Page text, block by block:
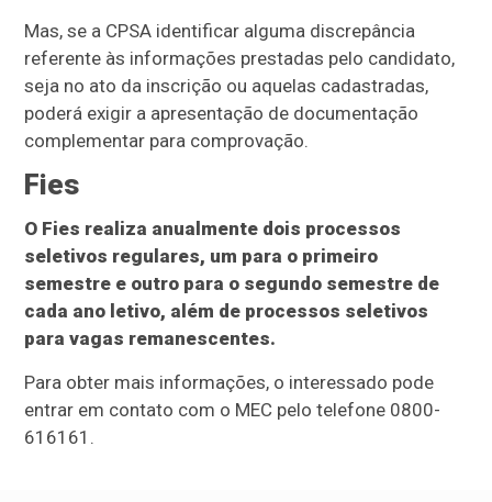
Mas, se a CPSA identificar alguma discrepância
referente às informações prestadas pelo candidato,
seja no ato da inscrição ou aquelas cadastradas,
poderá exigir a apresentação de documentação
complementar para comprovação.
Fies
O Fies realiza anualmente dois processos
seletivos regulares, um para o primeiro
semestre e outro para o segundo semestre de
cada ano letivo, além de processos seletivos
para vagas remanescentes.
Para obter mais informações, o interessado pode
entrar em contato com o MEC pelo telefone 0800-
616161.